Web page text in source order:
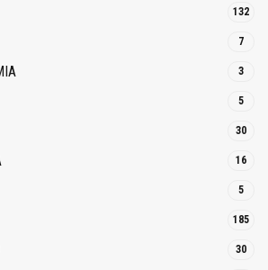
132
7
3
5
30
16
5
185
30